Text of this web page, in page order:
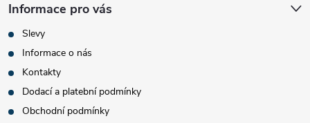
Informace pro vás
Slevy
Informace o nás
Kontakty
Dodací a platební podmínky
Obchodní podmínky